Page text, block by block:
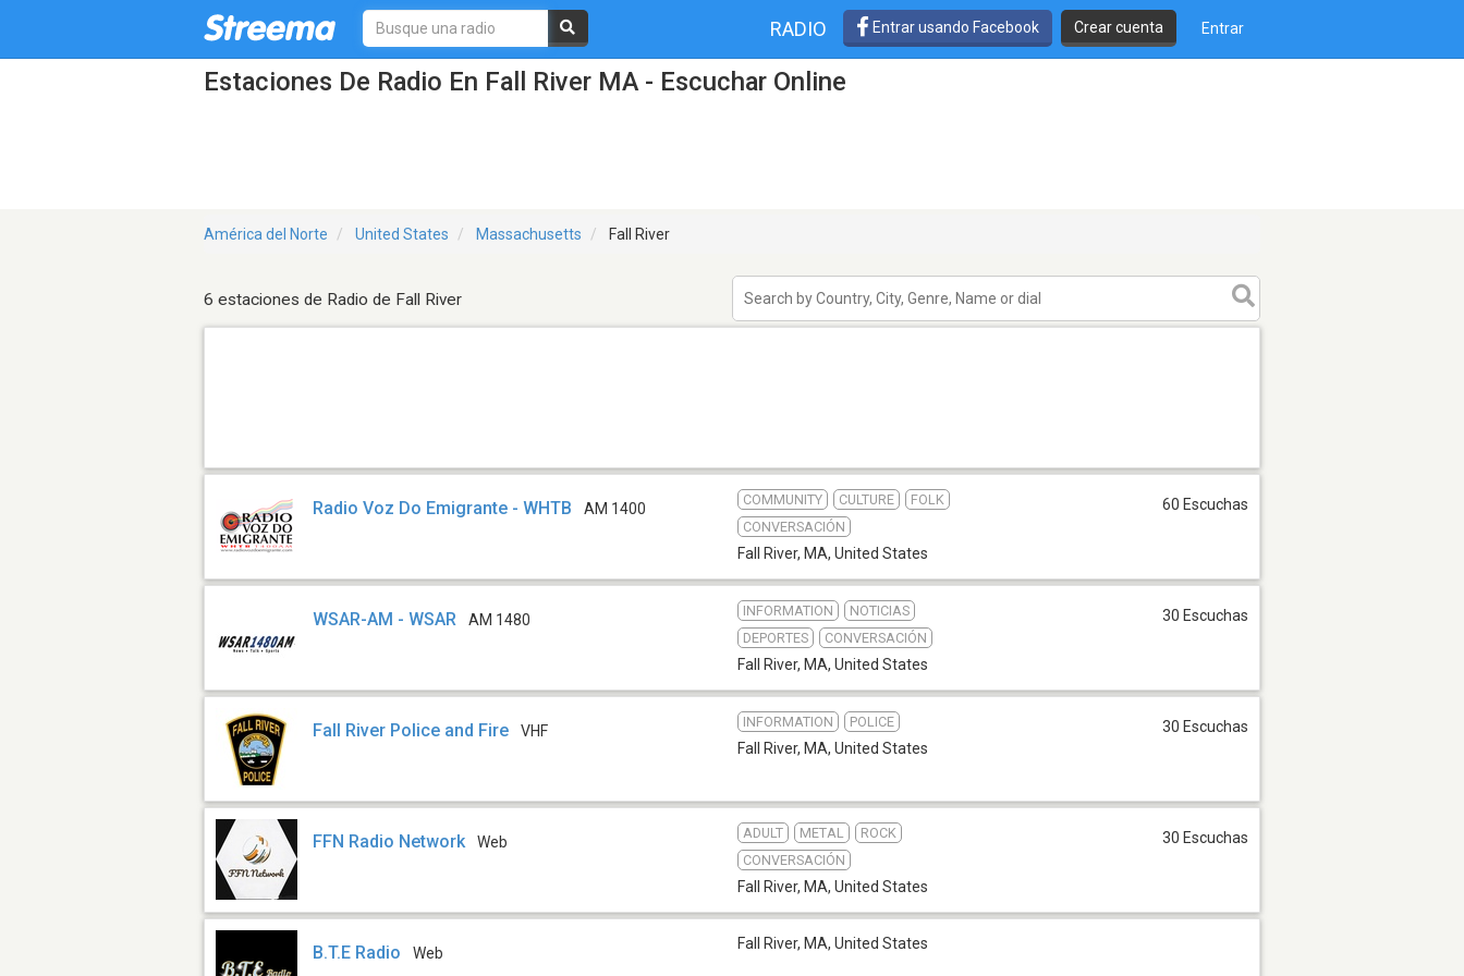
RADIO Entrar usando Facebook Crear cuenta Entrar
Estaciones De Radio En Fall River MA - Escuchar Online
América del Norte United States Massachusetts Fall River
6 estaciones de Radio de Fall River
Radio Voz Do Emigrante - WHTB AM 1400
COMMUNITY CULTURE
FOLK
CONVERSACIÓN
Fall River, MA, United States
60 Escuchas
WSAR-AM - WSAR AM 1480
INFORMATION
NOTICIAS
DEPORTES
CONVERSACIÓN
Fall River, MA, United States
30 Escuchas
Fall River Police and Fire VHF
INFORMATION POLICE
Fall River, MA, United States
30 Escuchas
FFN Radio Network Web
ADULT METAL
ROCK
CONVERSACIÓN
Fall River, MA, United States
30 Escuchas
B.T.E Radio Web
Fall River, MA, United States